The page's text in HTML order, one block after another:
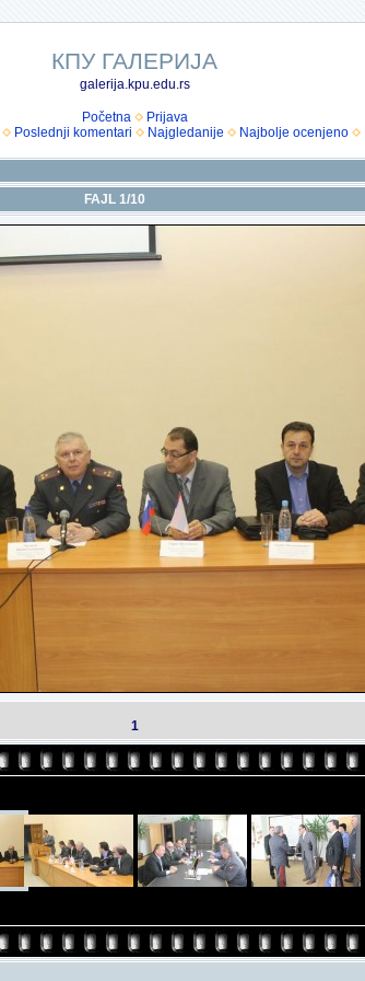
КПУ ГАЛЕРИЈА
galerija.kpu.edu.rs
Početna
Prijava
Poslednji komentari Najgledanije Najbolje ocenjeno
FAJL 1/10
1